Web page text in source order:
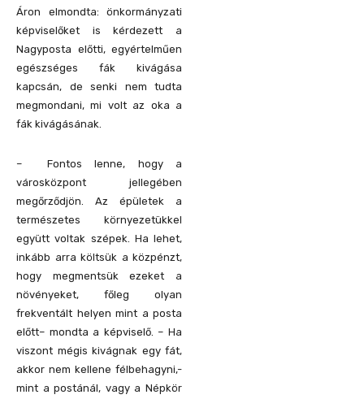
Áron elmondta: önkormányzati
képviselőket is kérdezett a
Nagyposta előtti, egyértelműen
egészséges fák kivágása
kapcsán, de senki nem tudta
megmondani, mi volt az oka a
fák kivágásának.
– Fontos lenne, hogy a
városközpont jellegében
megőrződjön. Az épületek a
természetes környezetükkel
együtt voltak szépek. Ha lehet,
inkább arra költsük a közpénzt,
hogy megmentsük ezeket a
növényeket, főleg olyan
frekventált helyen mint a posta
előtt– mondta a képviselő. – Ha
viszont mégis kivágnak egy fát,
akkor nem kellene félbehagyni,-
mint a postánál, vagy a Népkör